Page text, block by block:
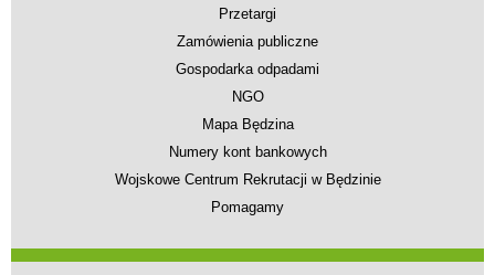
Przetargi
Zamówienia publiczne
Gospodarka odpadami
NGO
Mapa Będzina
Numery kont bankowych
Wojskowe Centrum Rekrutacji w Będzinie
Pomagamy